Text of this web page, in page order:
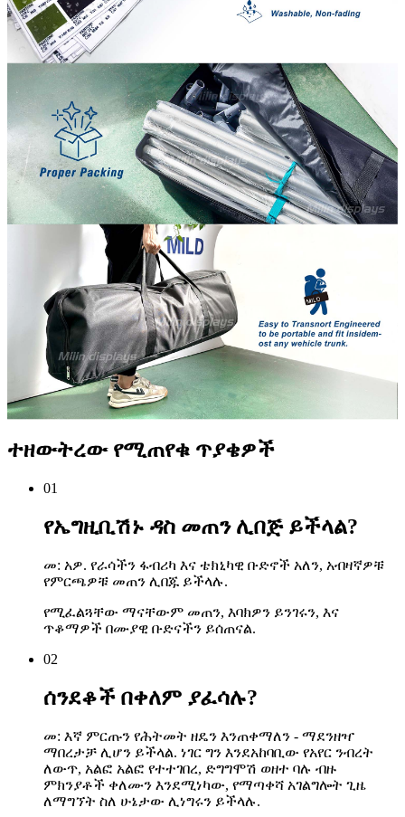
ተዘውትረው የሚጠየቁ ጥያቄዎች
01
የኤግዚቢሽኑ ዳስ መጠን ሊበጅ ይችላል?
መ: አዎ. የራሳችን ፋብሪካ እና ቴክኒካዊ ቡድኖች አለን, አብዛኛዎቹ
የምርጫዎቹ መጠን ሊበጁ ይችላሉ.
የሚፈልጓቸው ማናቸውም መጠን, እባክዎን ይንገሩን, እና
ጥቆማዎች በሙያዊ ቡድናችን ይሰጠናል.
02
ሰንደቆች በቀለም ያፈሳሉ?
መ: እኛ ምርጡን የሕትመት ዘዴን እንጠቀማለን - ማደንዘዣ
ማበረታቻ ሊሆን ይችላል. ነገር ግን እንደአከባቢው የአየር ንብረት
ለውጥ, አልፎ አልፎ የተተገበረ, ድግግሞሽ ወዘተ ባሉ ብዙ
ምክንያቶች ቀለሙን እንደሚነካው, የማጣቀሻ አገልግሎት ጊዜ
ለማግኘት ስለ ሁኔታው ​​ሊነግሩን ይችላሉ.